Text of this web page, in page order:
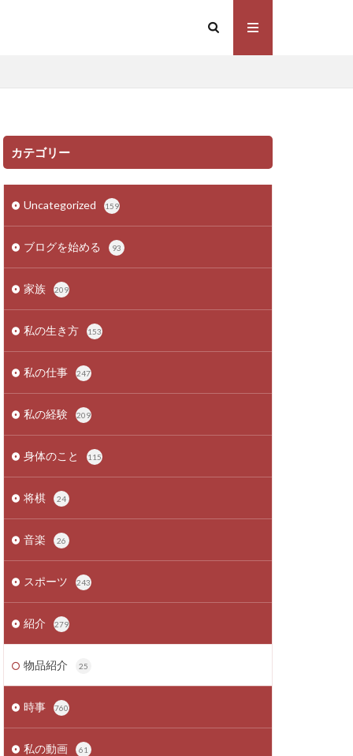
カテゴリー
Uncategorized 159
ブログを始める 93
家族 209
私の生き方 153
私の仕事 247
私の経験 209
身体のこと 115
将棋 24
音楽 26
スポーツ 243
紹介 279
物品紹介 25
時事 760
私の動画 61